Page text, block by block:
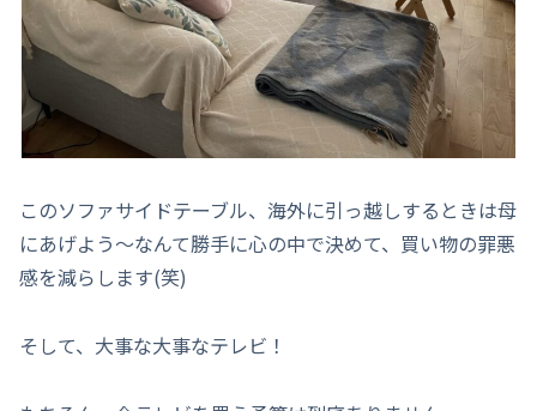
このソファサイドテーブル、海外に引っ越しするときは母
にあげよう～なんて勝手に心の中で決めて、買い物の罪悪
感を減らします(笑)
そして、大事な大事なテレビ！